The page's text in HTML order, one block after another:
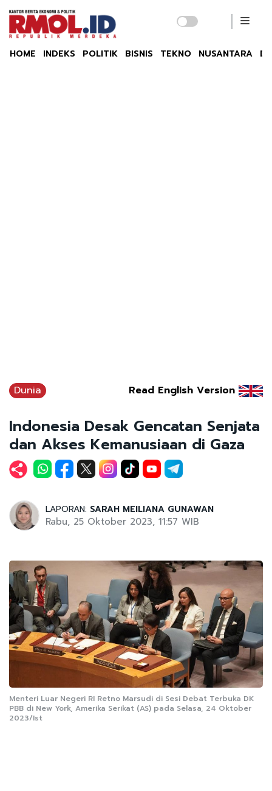
HOME INDEKS POLITIK BISNIS TEKNO NUSANTARA
Dunia Read English Version
Indonesia Desak Gencatan Senjata
dan Akses Kemanusiaan di Gaza
LAPORAN: SARAH MEILIANA GUNAWAN
Rabu, 25 Oktober 2023, 11:57 WIB
Menteri Luar Negeri RI Retno Marsudi di Sesi Debat Terbuka DK
PBB di New York, Amerika Serikat (AS) pada Selasa, 24 Oktober
2023/Ist